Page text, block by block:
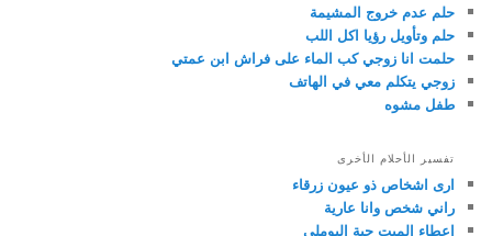
حلم عدم خروج المشيمة
حلم وتأويل رؤيا اكل اللب
حلمت انا زوجي كب الماء على فراش ابن عمتي
زوجي يتكلم معي في الهاتف
طفل مشوه
تفسير الأحلام الأخرى
ارى اشخاص ذو عيون زرقاء
راني شخص وانا عارية
اعطاء الميت حبة البوملي